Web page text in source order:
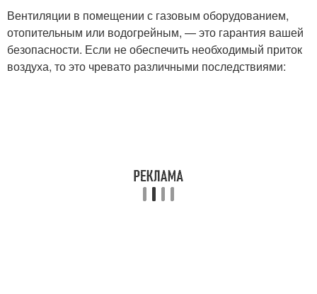
Вентиляции в помещении с газовым оборудованием,
отопительным или водогрейным, — это гарантия вашей
безопасности. Если не обеспечить необходимый приток
воздуха, то это чревато различными последствиями: